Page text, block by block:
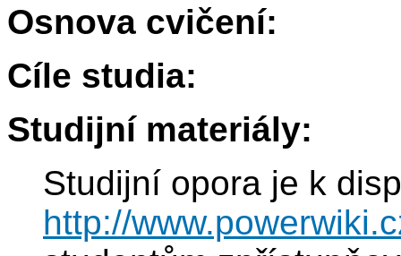
Osnova cvičení:
Cíle studia:
Studijní materiály:
Studijní opora je k
http://